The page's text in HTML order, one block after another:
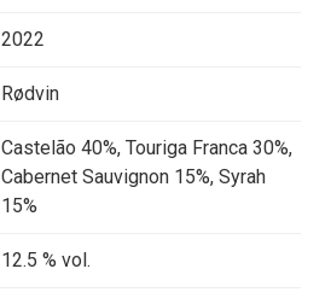
2022
Rødvin
Castelão 40%, Touriga Franca 30%,
Cabernet Sauvignon 15%, Syrah
15%
12.5 % vol.